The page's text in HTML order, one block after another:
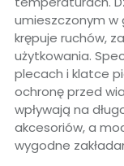
umieszczonym w
krępuje ruchów,
użytkowania.
plecach i klatce
ochronę przed
wpływają na
akcesoriów, a
wygodne